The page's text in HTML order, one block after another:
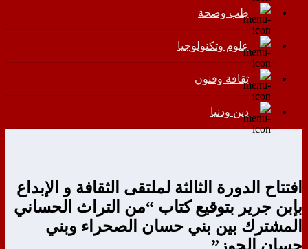
طب وصحة
علوم وتكنولوجيا
ثقافة وفنون
دين ودنيا
افتتاح الدورة الثالثة لملتقى الثقافة و الإبداع
بإبن جرير بتوقيع كتاب “من التراث الحساني
المشترك بين بني حسان الصحراء وبني
حسان الحوز”